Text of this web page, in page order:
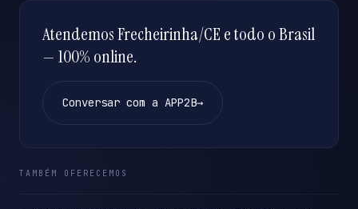
Atendemos Frecheirinha/CE e todo o Brasil
— 100% online.
Conversar com a APP2B→
TAMBÉM OFERECEMOS